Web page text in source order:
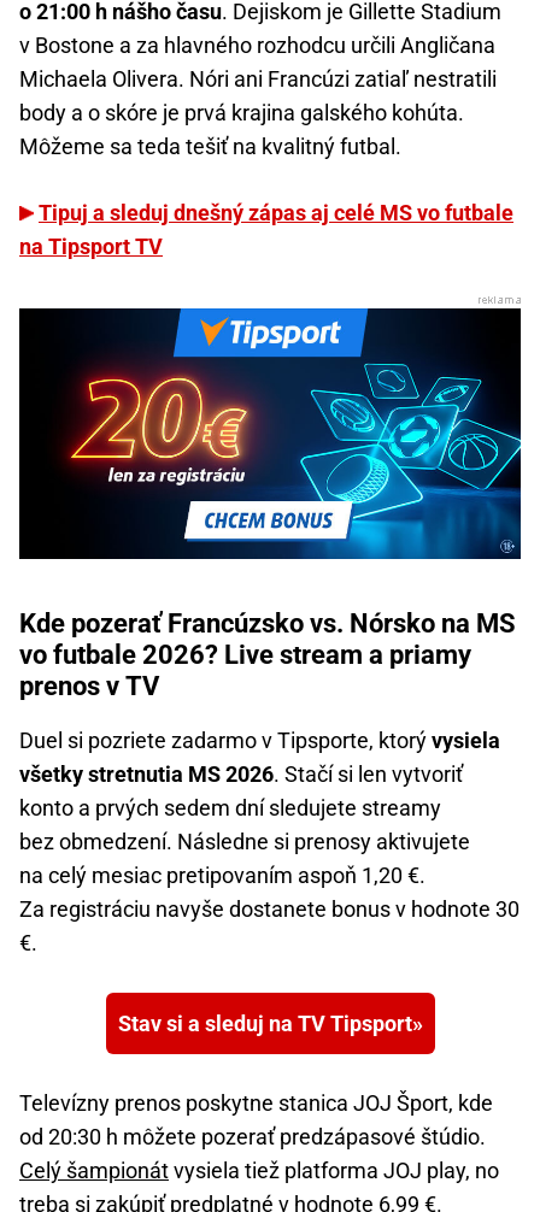
o 21:00 h nášho času. Dejiskom je Gillette Stadium
v Bostone a za hlavného rozhodcu určili Angličana
Michaela Olivera. Nóri ani Francúzi zatiaľ nestratili
body a o skóre je prvá krajina galského kohúta.
Môžeme sa teda tešiť na kvalitný futbal.
Tipuj a sleduj dnešný zápas aj celé MS vo futbale
na Tipsport TV
Kde pozerať Francúzsko vs. Nórsko na MS
vo futbale 2026? Live stream a priamy
prenos v TV
Duel si pozriete zadarmo v Tipsporte, ktorývysiela
všetky stretnutia MS 2026. Stačí si len vytvoriť
konto a prvých sedem dní sledujete streamy
bez obmedzení. Následne si prenosy aktivujete
na celý mesiac pretipovaním aspoň 1,20 €.
Za registráciu navyše dostanete bonus v hodnote 30
€.
Stav si a sleduj na TV Tipsport
Televízny prenos poskytne stanica JOJ Šport, kde
od 20:30 h môžete pozerať predzápasové štúdio.
Celý šampionátvysiela tiež platforma JOJ play, no
treba si zakúpiť predplatné v hodnote 6,99 €.